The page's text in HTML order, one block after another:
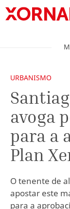
URBANISMO
avoga
para a
Plan
O tenente de
apostar este
para a